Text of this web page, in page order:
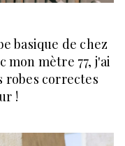
basique de chez
mon mètre 77, j'ai
robes correctes
!